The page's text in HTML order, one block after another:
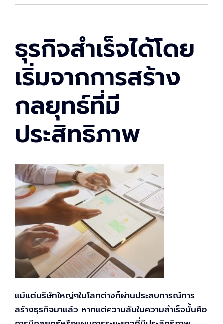
ธุรกิจสำเร็จได้โดย
เริ่มจากการสร้าง
กลยุทธ์ที่มี
ประสิทธิภาพ
แม้แต่บริษัทใหญ่ๆในโลกต่างก็ผ่านประสบการณ์การ
สร้างธุรกิจมาแล้ว หากแต่ความลับในความสำเร็จนั้นคือ